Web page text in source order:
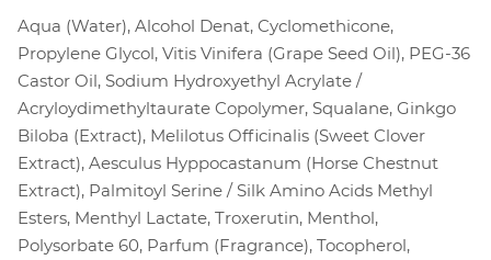
Aqua (Water), Alcohol Denat, Cyclomethicone,
Propylene Glycol, Vitis Vinifera (Grape Seed Oil), PEG-36
Castor Oil, Sodium Hydroxyethyl Acrylate /
Acryloydimethyltaurate Copolymer, Squalane, Ginkgo
Biloba (Extract), Melilotus Officinalis (Sweet Clover
Extract), Aesculus Hyppocastanum (Horse Chestnut
Extract), Palmitoyl Serine / Silk Amino Acids Methyl
Esters, Menthyl Lactate, Troxerutin, Menthol,
Polysorbate 60, Parfum (Fragrance), Tocopherol,